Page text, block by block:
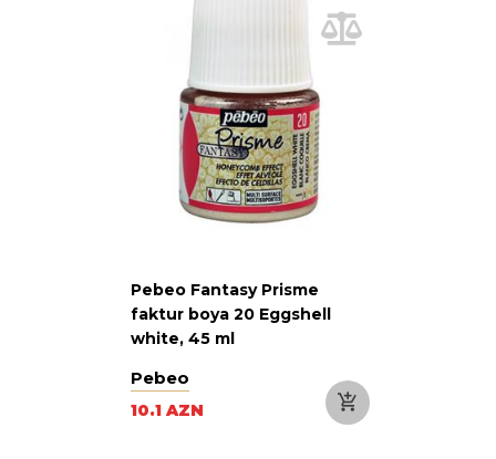
Pebeo Fantasy Prisme
faktur boya 20 Eggshell
white, 45 ml
Pebeo
10.1 AZN